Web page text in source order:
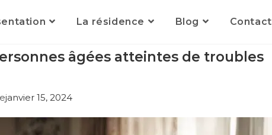
La résidence Blog Contact
âgées atteintes de troubles
janvier 15, 2024